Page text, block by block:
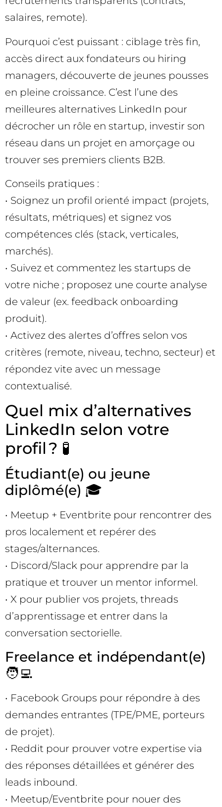
salaires, remote).
Pourquoi c’est puissant : ciblage très fin,
accès direct aux fondateurs ou hiring
managers, découverte de jeunes pousses
en pleine croissance. C’est l’une des
meilleures alternatives LinkedIn pour
décrocher un rôle en startup, investir son
réseau dans un projet en amorçage ou
trouver ses premiers clients B2B.
Conseils pratiques :
• Soignez un profil orienté impact (projets,
résultats, métriques) et signez vos
compétences clés (stack, verticales,
marchés).
• Suivez et commentez les startups de
votre niche ; proposez une courte analyse
de valeur (ex. feedback onboarding
produit).
• Activez des alertes d’offres selon vos
critères (remote, niveau, techno, secteur) et
répondez vite avec un message
contextualisé.
Quel mix d’alternatives
LinkedIn selon votre
profil ? 🧪
Étudiant(e) ou jeune
diplômé(e) 🎓
• Meetup + Eventbrite pour rencontrer des
pros localement et repérer des
stages/alternances.
• Discord/Slack pour apprendre par la
pratique et trouver un mentor informel.
• X pour publier vos projets, threads
d’apprentissage et entrer dans la
conversation sectorielle.
Freelance et indépendant(e)
🧑‍💻
• Facebook Groups pour répondre à des
demandes entrantes (TPE/PME, porteurs
de projet).
• Reddit pour prouver votre expertise via
des réponses détaillées et générer des
leads inbound.
• Meetup/Eventbrite pour nouer des